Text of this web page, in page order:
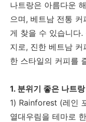
나트랑은 아름다운
으며, 베트남 전통
게 찾을 수 있습니다
지로, 진한 베트남
한 스타일의 커피를
1. 분위기 좋은 나트
1) Rainforest (레인
열대우림을 테마로